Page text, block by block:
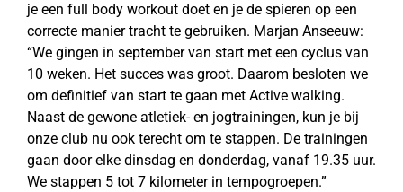
je een full body workout doet en je de spieren op een
correcte manier tracht te gebruiken. Marjan Anseeuw:
“We gingen in september van start met een cyclus van
10 weken. Het succes was groot. Daarom besloten we
om definitief van start te gaan met Active walking.
Naast de gewone atletiek- en jogtrainingen, kun je bij
onze club nu ook terecht om te stappen. De trainingen
gaan door elke dinsdag en donderdag, vanaf 19.35 uur.
We stappen 5 tot 7 kilometer in tempogroepen.”